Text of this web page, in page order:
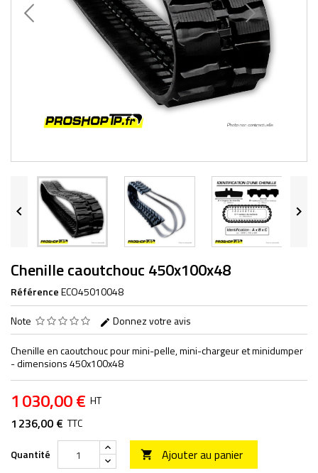
 
Chenille caoutchouc 450x100x48
RéférenceECO45010048
Note
Donnez votre avis
Chenille en caoutchouc pour mini-pelle, mini-chargeur et minidumper
- dimensions 450x100x48
1 030,00 € HT
1 236,00 € TTC
Quantité  Ajouter au panier